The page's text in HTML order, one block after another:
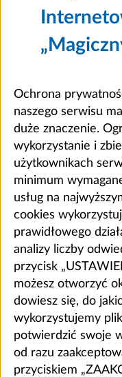
Ochrona
naszego serwisu
duże znaczenie.
wykorzystanie i
użytkownikach
minimum
usług na
cookies
prawidłowego
analizy liczby
przycisk
możesz otworzyć
dowiesz się, do
wykorzystujemy
potwierdzić swoje
od razu
przyciskiem